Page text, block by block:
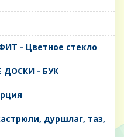
- Цветное стекло
ДОСКИ - БУК
дуршлаг, таз,